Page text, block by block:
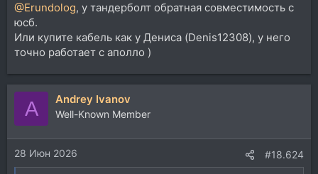
@Erundolog, у тандерболт обратная совместимость с
юсб.
Или купите кабель как у Дениса (Denis12308), у него
точно работает с аполло )
A Andrey Ivanov
Well-Known Member
28 Июн 2026 #18.624